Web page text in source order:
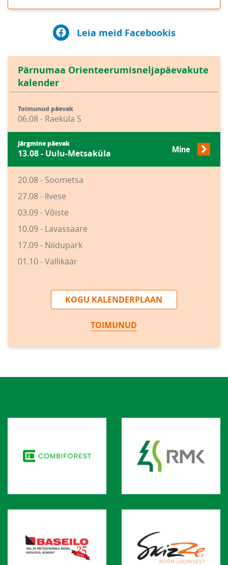
Leia meid Facebookis
Pärnumaa Orienteerumisneljapäevakute
kalender
Toimunud päevak
06.08 - Raeküla S
Järgmine päevak
13.08 - Uulu-Metsaküla Mine
20.08 - Soometsa
27.08 - Ilvese
03.09 - Võiste
10.09 - Lavassaare
17.09 - Niidupark
01.10 - Vallikäär
KOGU KALENDERPLAAN
TOIMUNUD